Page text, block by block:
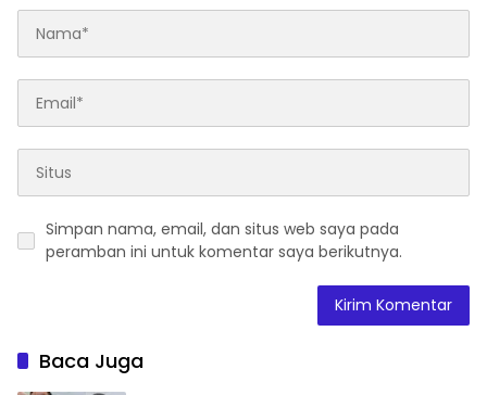
Simpan nama, email, dan situs web saya pada
peramban ini untuk komentar saya berikutnya.
Baca Juga